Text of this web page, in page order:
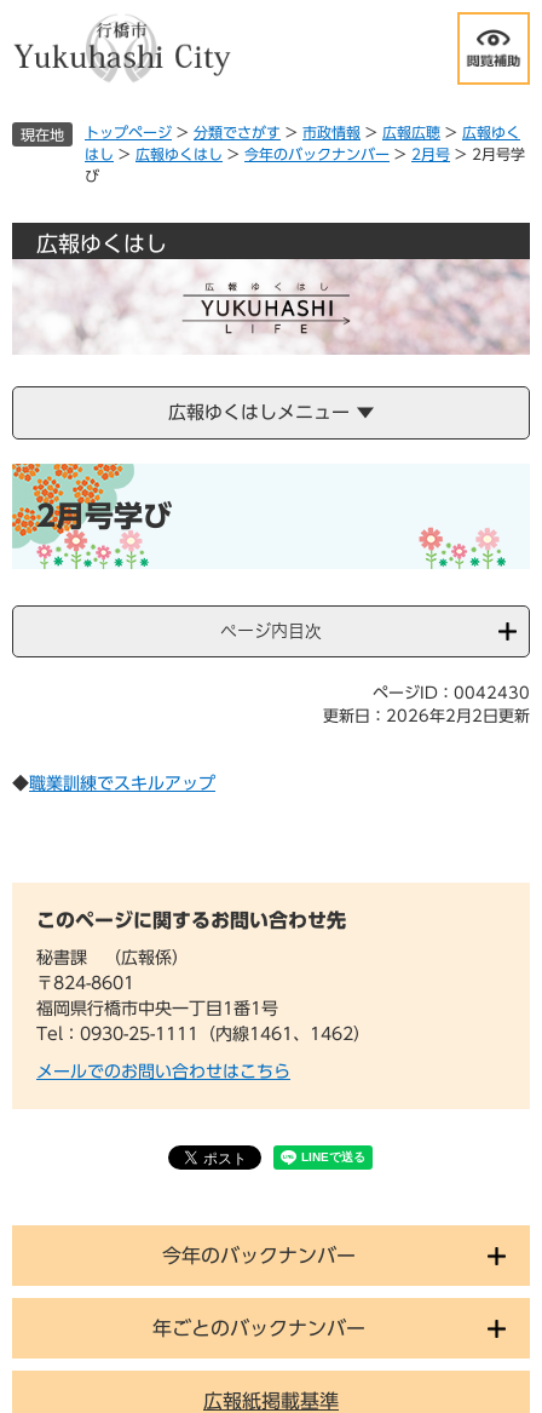
文
現在地 トップページ > 分類でさがす > 市政情報 > 広報広聴 > 広報ゆく
はし > 広報ゆくはし > 今年のバックナンバー > 2月号 > 2月号学
び
広報ゆくはし
広報ゆくはしメニュー
今年のバックナンバー
年ごとのバックナンバー
広報紙掲載基準
本
2月号学び
ページ内目次
ページID：0042430
更新日：2026年2月2日更新
◆職業訓練でスキルアップ
このページに関するお問い合わせ先
秘書課
広報係
〒824-8601
福岡県行橋市中央一丁目1番1号
Tel：0930-25-1111（内線1461、1462）
メールでのお問い合わせはこちら